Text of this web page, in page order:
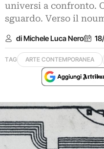
universi a confronto.
sguardo. Verso il
di Michele Luca Nero
TAG ARTE CONTEMPORANEA